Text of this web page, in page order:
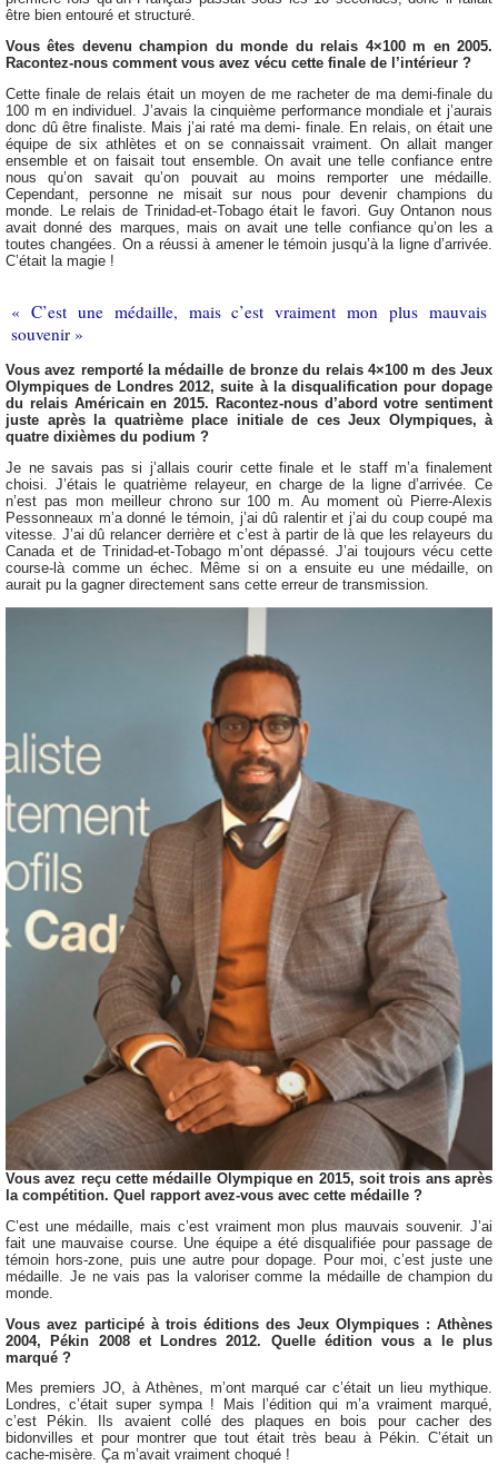
être bien entouré et structuré.
Vous êtes devenu champion du monde du relais 4×100 m en 2005.
Racontez-nous comment vous avez vécu cette finale de l’intérieur ?
Cette finale de relais était un moyen de me racheter de ma demi-finale du
100 m en individuel. J’avais la cinquième performance mondiale et j’aurais
donc dû être finaliste. Mais j’ai raté ma demi- finale. En relais, on était une
équipe de six athlètes et on se connaissait vraiment. On allait manger
ensemble et on faisait tout ensemble. On avait une telle confiance entre
nous qu’on savait qu’on pouvait au moins remporter une médaille.
Cependant, personne ne misait sur nous pour devenir champions du
monde. Le relais de Trinidad-et-Tobago était le favori. Guy Ontanon nous
avait donné des marques, mais on avait une telle confiance qu’on les a
toutes changées. On a réussi à amener le témoin jusqu’à la ligne d’arrivée.
C’était la magie !
« C’est une médaille, mais c’est vraiment mon plus mauvais
souvenir »
Vous avez remporté la médaille de bronze du relais 4×100 m des Jeux
Olympiques de Londres 2012, suite à la disqualification pour dopage
du relais Américain en 2015. Racontez-nous d’abord votre sentiment
juste après la quatrième place initiale de ces Jeux Olympiques, à
quatre dixièmes du podium ?
Je ne savais pas si j’allais courir cette finale et le staff m’a finalement
choisi. J’étais le quatrième relayeur, en charge de la ligne d’arrivée. Ce
n’est pas mon meilleur chrono sur 100 m. Au moment où Pierre-Alexis
Pessonneaux m’a donné le témoin, j’ai dû ralentir et j’ai du coup coupé ma
vitesse. J’ai dû relancer derrière et c’est à partir de là que les relayeurs du
Canada et de Trinidad-et-Tobago m’ont dépassé. J’ai toujours vécu cette
course-là comme un échec. Même si on a ensuite eu une médaille, on
aurait pu la gagner directement sans cette erreur de transmission.
Vous avez reçu cette médaille Olympique en 2015, soit trois ans après
la compétition. Quel rapport avez-vous avec cette médaille ?
C’est une médaille, mais c’est vraiment mon plus mauvais souvenir. J’ai
fait une mauvaise course. Une équipe a été disqualifiée pour passage de
témoin hors-zone, puis une autre pour dopage. Pour moi, c’est juste une
médaille. Je ne vais pas la valoriser comme la médaille de champion du
monde.
Vous avez participé à trois éditions des Jeux Olympiques : Athènes
2004, Pékin 2008 et Londres 2012. Quelle édition vous a le plus
marqué ?
Mes premiers JO, à Athènes, m’ont marqué car c’était un lieu mythique.
Londres, c’était super sympa ! Mais l’édition qui m’a vraiment marqué,
c’est Pékin. Ils avaient collé des plaques en bois pour cacher des
bidonvilles et pour montrer que tout était très beau à Pékin. C’était un
cache-misère. Ça m’avait vraiment choqué !